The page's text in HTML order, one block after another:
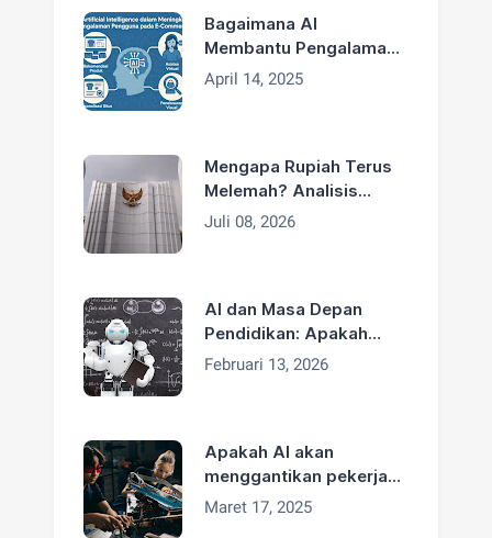
Bagaimana AI
Membantu Pengalaman
Pengguna di E-
April 14, 2025
Mengapa Rupiah Terus
Melemah? Analisis
Penyebab dan Solusinya
Juli 08, 2026
AI dan Masa Depan
Pendidikan: Apakah
Guru Akan Tergantikan?
Februari 13, 2026
Apakah AI akan
menggantikan pekerjaan
manusia secara luas
Maret 17, 2025